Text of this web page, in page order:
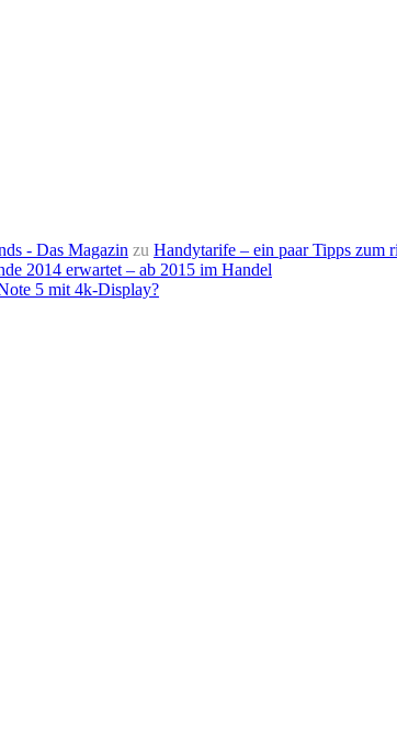
- Das Magazin zu Handytarife – ein paar Tipps zum
2014 erwartet – ab 2015 im Handel
5 mit 4k-Display?